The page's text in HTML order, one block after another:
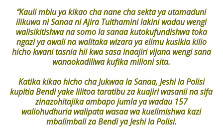
“Kauli mbiu ya kikao cha nane cha sekta ya utamaduni
ilikuwa ni Sanaa ni Ajira Tuithamini lakini wadau wengi
walisikitishwa na somo la sanaa kutokufundishwa toka
ngazi ya awali na walitaka wizara ya elimu kusikia kilio
hicho kwani tasnia hii kwa sasa inaajiri vijana wengi sana
wanaokadiliwa kufika milioni sita.
Katika kikao hicho cha Jukwaa la Sanaa, Jeshi la Polisi
kupitia Bendi yake lilitoa taratibu za kuajiri wasanii na sifa
zinazohitajika ambapo jumla ya wadau 157
waliohudhuria walipata wasaa wa kuelimishwa kazi
mbalimbali za Bendi ya Jeshi la Polisi.